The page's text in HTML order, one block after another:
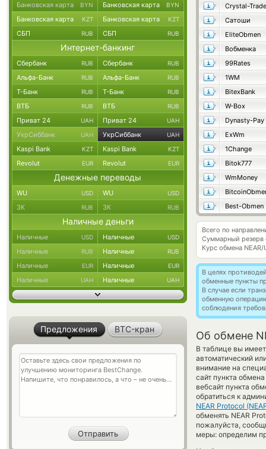
Crystal-Trade
Сатоши
EliteObmen
Вобменка
99Rates
1WM
BitexBank
W-Box
Dynasty-Pay
ExWm
1Change
Bitok777
WmMoney
Best-Obmen
Всего по
Суммарный резерв
Курс обмена NEAR/
В целях
обменные пункты
В случае если
обменную
соблюдения
Об обмене
В таблице вы
автоматический
внимание на
сайт пункта
вебсайт пункта
обратиться к
NEAR Protocol
обменять NEAR
пожалуйста,
меры: определим
Банковская карта BYN Банковская карта BYN
Банковская карта KZT Банковская карта KZT
СБП RUB СБП RUB
Интернет-банкинг
Сбербанк RUB Сбербанк RUB
Альфа-Банк RUB Альфа-Банк RUB
Т-Банк RUB Т-Банк RUB
ВТБ RUB ВТБ RUB
Приват 24 UAH Приват 24 UAH
УкрСиббанк UAH УкрСиббанк UAH
Kaspi Bank KZT Kaspi Bank KZT
Revolut EUR Revolut EUR
Денежные переводы
WU USD WU USD
ЗК RUB ЗК RUB
Наличные деньги
Наличные USD Наличные USD
Наличные RUB Наличные RUB
Наличные EUR Наличные EUR
Наличные UAH Наличные UAH
Предложения BTC-кран